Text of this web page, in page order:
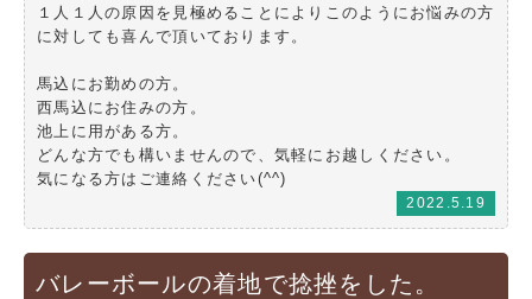
１人１人の原因を見極めることによりこのようにお悩みの方
に対しても喜んで頂いております。
馬込にお勤めの方。
西馬込にお住みの方。
池上に用がある方。
どんな方でも構いませんので、気軽にお越しください。
気になる方はご連絡ください(^^)
2022.5.19
バレーボールの着地で捻挫をした。